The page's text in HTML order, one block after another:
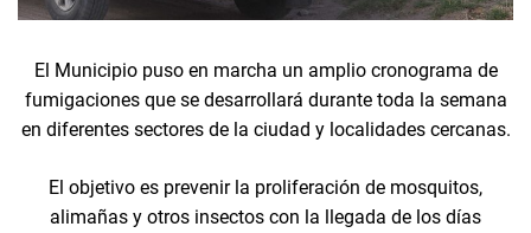
El Municipio puso en marcha un amplio cronograma de
fumigaciones que se desarrollará durante toda la semana
en diferentes sectores de la ciudad y localidades cercanas.
El objetivo es prevenir la proliferación de mosquitos,
alimañas y otros insectos con la llegada de los días